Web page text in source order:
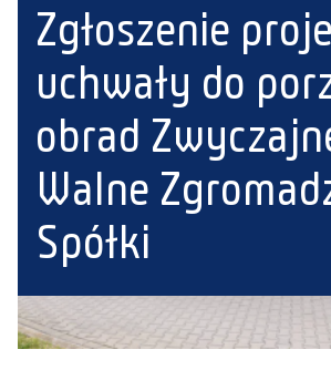
Zgłoszenie
uchwały do
obrad
Walne
Spółki